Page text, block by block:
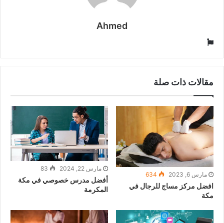
Ahmed
مقالات ذات صلة
مارس 6, 2023 634
افضل مركز مساج للرجال في
مكة
مارس 22, 2024 83
أفضل مدرس خصوصي في مكة
المكرمة